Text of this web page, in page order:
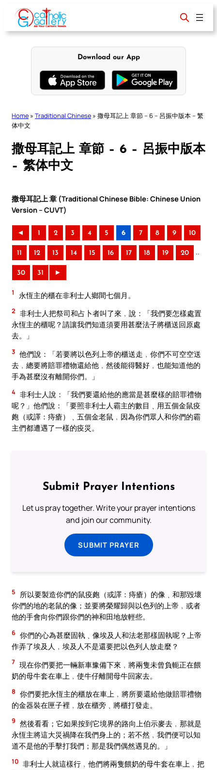
content
Download our App
Home » Traditional Chinese » 撒母耳記上 章節 – 6 – 呂振中版本 – 繁
体中文
撒母耳記上 章節 – 6 – 呂振中版本
– 繁体中文
撒母耳記上 章 (Traditional Chinese Bible: Chinese Union
Version – CUVT)
◄ 1 2 3 4 5 6 7 8 9 10
11 12 13 14 15 16 17 18 19 20 ..
30 31 ►
1 永恆主的櫃在非利士人鄉間七個月。
2 非利士人把祭司和占卜者叫了來﹐說：「我們要怎樣處置
永恆主的櫃呢？請讓我們知道須要用甚麼法子將櫃送回原處
去。」
3 他們說：「若要將以色列上帝的櫃送走﹐你們不可空空送
去﹐總要將賠罪禮物還給他﹐然後能得醫好﹐也能知道他的
手為甚麼沒有離開你們。」
4 非利士人說：「我們要還給他的應當是甚麼樣的賠罪禮物
呢？」他們說：「要照非利士人霸主的數目﹑用五個金鼠疫
皰（或譯：痔瘡）﹑五個金老鼠﹐因為你們眾人和你們的霸
主們都遭遇了一樣的疫災。
Submit Prayer Intentions
Let us pray together. Write your prayer intentions
and join our community.
SUBMIT PRAYER
5
所以要製造你們的鼠疫皰（或譯：痔瘡）的像﹑和那毀壞
你們的地的老鼠的像；並要將榮耀歸與以色列的上帝﹐或者
他的手會向你們跟你們的神和田地放輕些。
6 你們的心為甚麼固執﹑像埃及人和法老那樣固執呢？上帝
作弄了埃及人﹐埃及人不是還要把以色列人放走麼？
7 現在你們要把一輛新車豫備下來﹐將兩隻未曾負軛正在餵
奶的母牛套在車上﹐使牛仔離開母牛回家去。
8 你們要把永恆主的櫃放在車上﹐將所要還給他做賠罪禮物
的金器裝在匣子裡﹐放在櫃旁﹑將櫃打發走。
9 然後看看；它如果按到它境界的路向上伯示麥去﹐那就是
永恆主將這大災禍降在我們身上的；若不然﹐我們便可以知
道不是他的手擊打我們；那是我們偶然遇見的。」
10 非利士人就這樣行﹐他們將兩隻餵奶的母牛套在車上﹐把